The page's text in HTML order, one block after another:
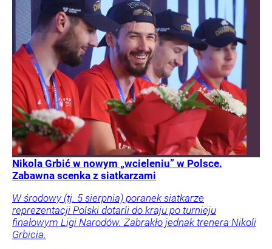
Nikola Grbić w nowym „wcieleniu” w Polsce.
Zabawna scenka z siatkarzami
W środowy (tj. 5 sierpnia) poranek siatkarze
reprezentacji Polski dotarli do kraju po turnieju
finałowym Ligi Narodów. Zabrakło jednak trenera Nikoli
Grbicia.